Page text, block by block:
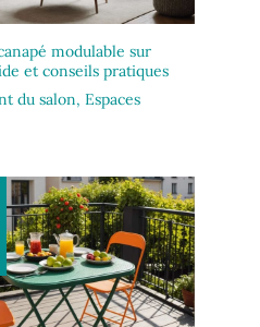
modulable sur
et conseils pratiques
du salon, Espaces